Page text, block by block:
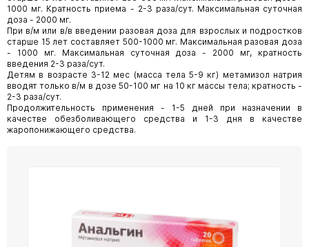
1000 мг. Кратность приема - 2-3 раза/сут. Максимальная суточная
доза - 2000 мг.
При в/м или в/в введении разовая доза для взрослых и подростков
старше 15 лет составляет 500-1000 мг. Максимальная разовая доза
- 1000 мг. Максимальная суточная доза - 2000 мг, кратность
введения 2-3 раза/сут.
Детям в возрасте 3-12 мес (масса тела 5-9 кг) метамизол натрия
вводят только в/м в дозе 50-100 мг на 10 кг массы тела; кратность -
2-3 раза/сут.
Продолжительность применения - 1-5 дней при назначении в
качестве обезболивающего средства и 1-3 дня в качестве
жаропонижающего средства.